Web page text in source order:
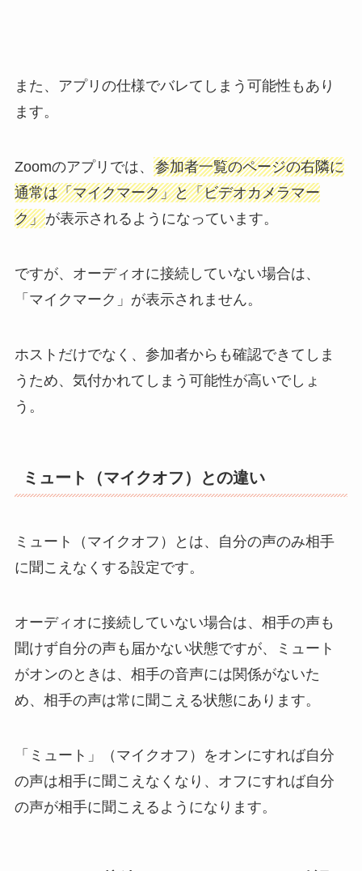
また、アプリの仕様でバレてしまう可能性もあり
ます。
Zoomのアプリでは、 参加者一覧のページの右隣に
通常は「マイクマーク」と「ビデオカメラマー
ク」が表示されるようになっています。
ですが、オーディオに接続していない場合は、
「マイクマーク」が表示されません。
ホストだけでなく、参加者からも確認できてしま
うため、気付かれてしまう可能性が高いでしょ
う。
ミュート（マイクオフ）との違い
ミュート（マイクオフ）とは、自分の声のみ相手
に聞こえなくする設定です。
オーディオに接続していない場合は、相手の声も
聞けず自分の声も届かない状態ですが、ミュート
がオンのときは、相手の音声には関係がないた
め、相手の声は常に聞こえる状態にあります。
「ミュート」（マイクオフ）をオンにすれば自分
の声は相手に聞こえなくなり、オフにすれば自分
の声が相手に聞こえるようになります。